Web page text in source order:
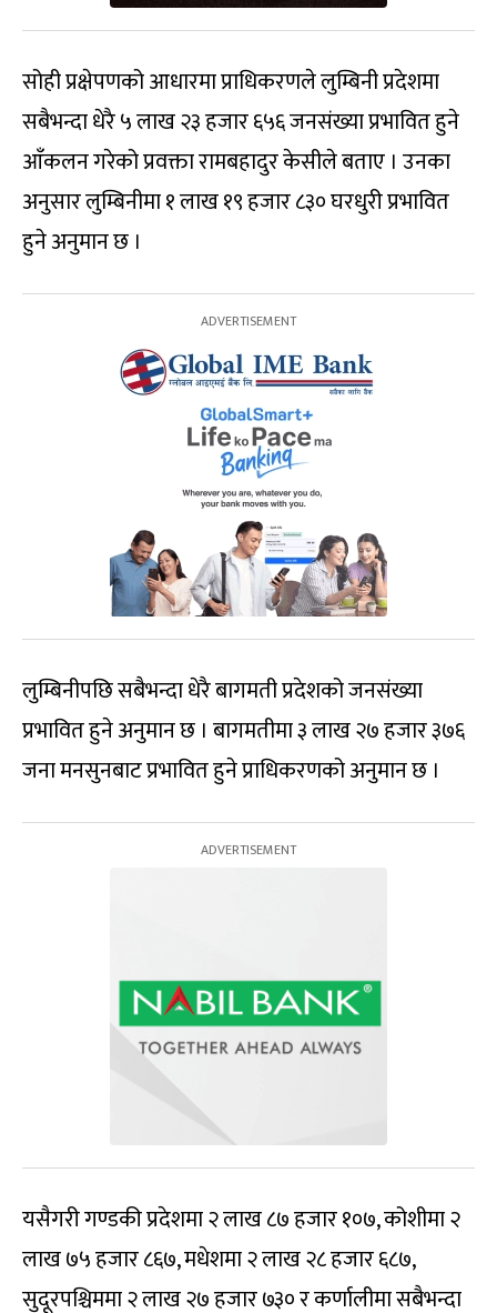
सोही प्रक्षेपणको आधारमा प्राधिकरणले लुम्बिनी प्रदेशमा
सबैभन्दा धेरै ५ लाख २३ हजार ६५६ जनसंख्या प्रभावित हुने
आँकलन गरेको प्रवक्ता रामबहादुर केसीले बताए । उनका
अनुसार लुम्बिनीमा १ लाख १९ हजार ८३० घरधुरी प्रभावित
हुने अनुमान छ ।
लुम्बिनीपछि सबैभन्दा धेरै बागमती प्रदेशको जनसंख्या
प्रभावित हुने अनुमान छ । बागमतीमा ३ लाख २७ हजार ३७६
जना मनसुनबाट प्रभावित हुने प्राधिकरणको अनुमान छ ।
यसैगरी गण्डकी प्रदेशमा २ लाख ८७ हजार १०७, कोशीमा २
लाख ७५ हजार ८६७, मधेशमा २ लाख २८ हजार ६८७,
सुदूरपश्चिममा २ लाख २७ हजार ७३० र कर्णालीमा सबैभन्दा